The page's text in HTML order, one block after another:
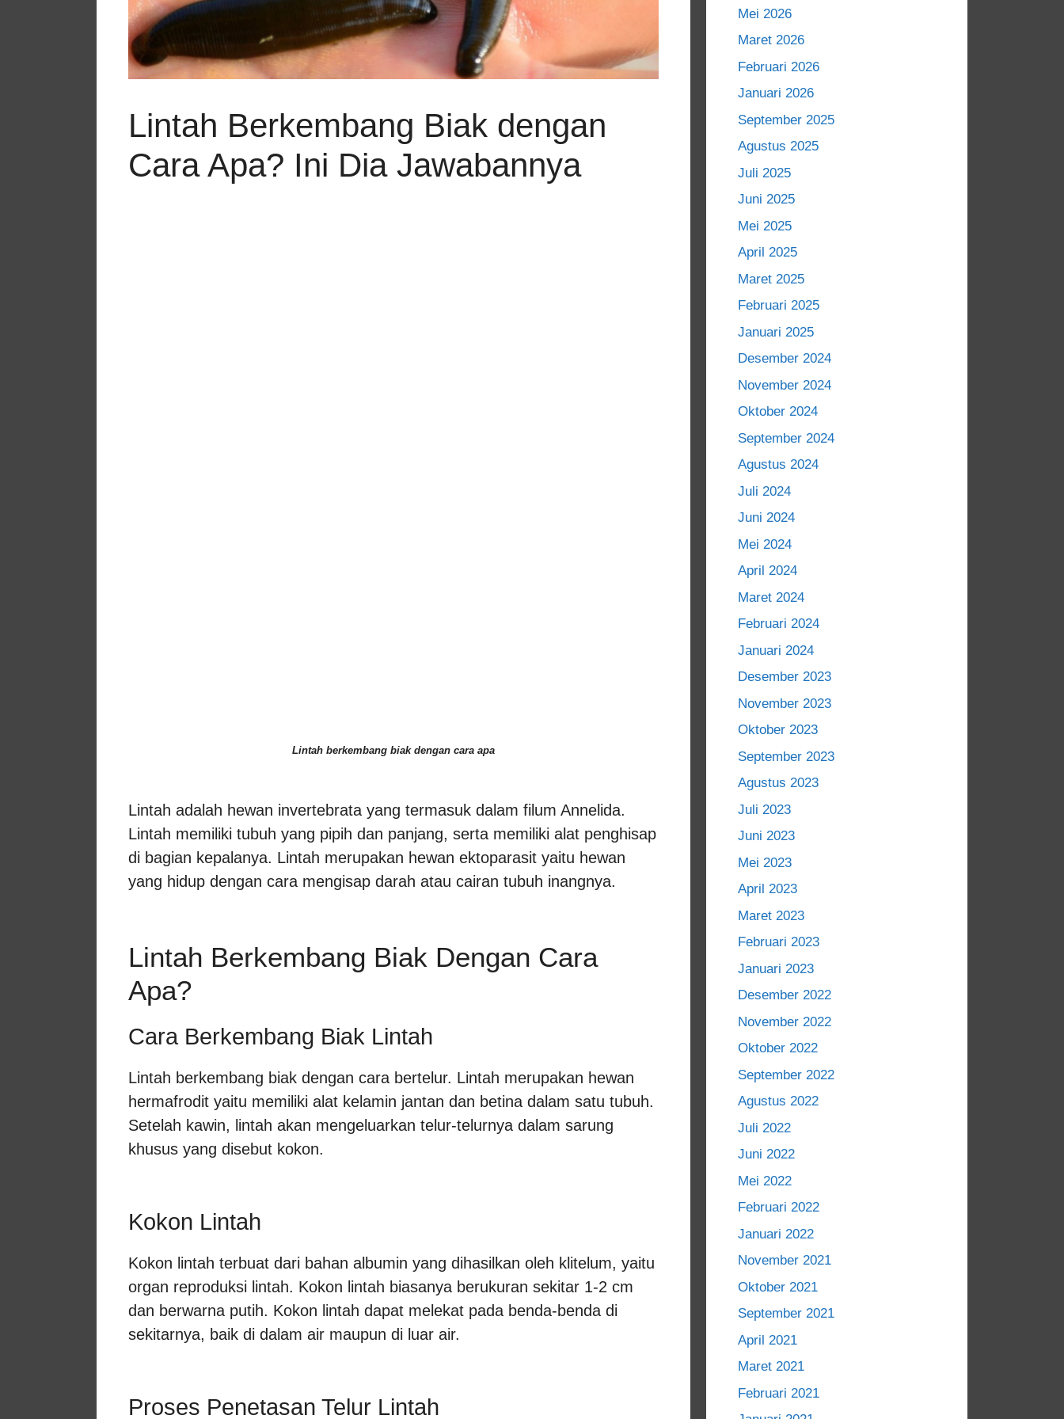
Lintah Berkembang Biak dengan
Cara Apa? Ini Dia Jawabannya
Lintah berkembang biak dengan cara apa
Lintah adalah hewan invertebrata yang termasuk dalam filum Annelida.
Lintah memiliki tubuh yang pipih dan panjang, serta memiliki alat penghisap
di bagian kepalanya. Lintah merupakan hewan ektoparasit yaitu hewan
yang hidup dengan cara mengisap darah atau cairan tubuh inangnya.
Lintah Berkembang Biak Dengan Cara
Apa?
Cara Berkembang Biak Lintah
Lintah berkembang biak dengan cara bertelur. Lintah merupakan hewan
hermafrodit yaitu memiliki alat kelamin jantan dan betina dalam satu tubuh.
Setelah kawin, lintah akan mengeluarkan telur-telurnya dalam sarung
khusus yang disebut kokon.
Kokon Lintah
Kokon lintah terbuat dari bahan albumin yang dihasilkan oleh klitelum, yaitu
organ reproduksi lintah. Kokon lintah biasanya berukuran sekitar 1-2 cm
dan berwarna putih. Kokon lintah dapat melekat pada benda-benda di
sekitarnya, baik di dalam air maupun di luar air.
Proses Penetasan Telur Lintah
Mei 2026
Maret 2026
Februari 2026
Januari 2026
September 2025
Agustus 2025
Juli 2025
Juni 2025
Mei 2025
April 2025
Maret 2025
Februari 2025
Januari 2025
Desember 2024
November 2024
Oktober 2024
September 2024
Agustus 2024
Juli 2024
Juni 2024
Mei 2024
April 2024
Maret 2024
Februari 2024
Januari 2024
Desember 2023
November 2023
Oktober 2023
September 2023
Agustus 2023
Juli 2023
Juni 2023
Mei 2023
April 2023
Maret 2023
Februari 2023
Januari 2023
Desember 2022
November 2022
Oktober 2022
September 2022
Agustus 2022
Juli 2022
Juni 2022
Mei 2022
Februari 2022
Januari 2022
November 2021
Oktober 2021
September 2021
April 2021
Maret 2021
Februari 2021